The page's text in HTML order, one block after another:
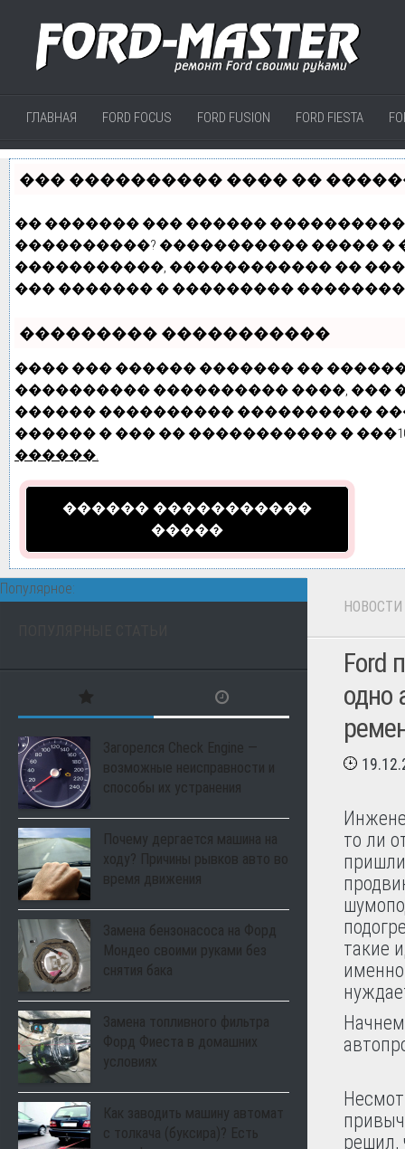
ГЛАВНАЯ FORD FOCUS FORD FUSION FORD FIESTA
��� ���������� ���� ��
�� ������� ��� ������
����������? ����������� ����� �
�����������, ������������ ��
��� ������� � ���������
��������� �����������
���� ��� ������ ������� ��
���������� ���������� ����, ���
������ ���������� ����������
������ � ��� �� ����������� �
������.
������ �����������
�����
НОВОСТИ
Ford
одно
то ли
такие
именно
решил,
Популярное:
Загорелся Check Engine —
возможные неисправности и
способы их устранения
Почему дергается машина на
ходу? Причины рывков авто во
время движения
Замена бензонасоса на Форд
Мондео своими руками без
снятия бака
Замена топливного фильтра
Форд Фиеста в домашних
условиях
Как заводить машину автомат
с толкача (буксира)? Есть